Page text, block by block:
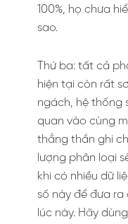
100%, họ chưa
sao.
Thứ ba: tất cả
hiện tại còn rất
ngách, hệ thống
quan vào cùng
thẳng thắn ghi
lượng phân loại
khi có nhiều dữ
số này để đưa
lúc này. Hãy